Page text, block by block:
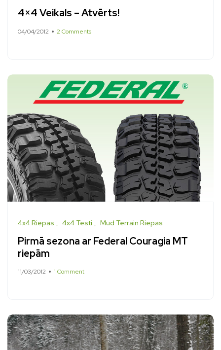
4×4 Veikals – Atvērts!
04/04/2012 2 Comments
4x4 Riepas 4x4 Testi Mud Terrain Riepas
Pirmā sezona ar Federal Couragia MT
riepām
11/03/2012 1 Comment